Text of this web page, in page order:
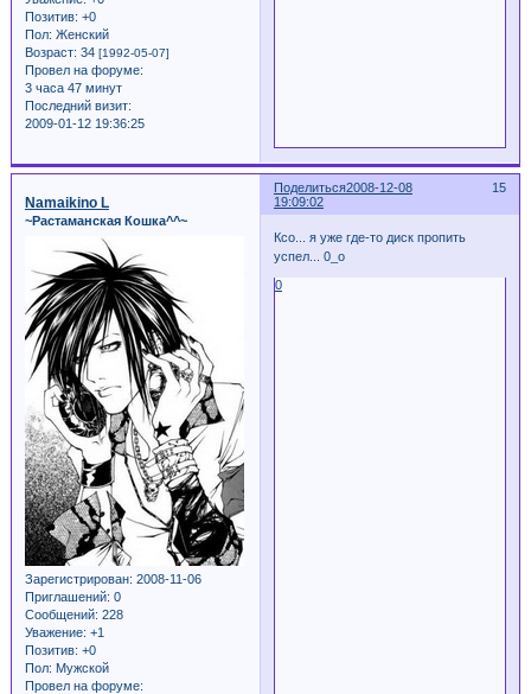
Позитив: +0
Пол: Женский
Возраст: 34 [1992-05-07]
Провел на форуме:
3 часа 47 минут
Последний визит:
2009-01-12 19:36:25
Поделиться 15
2008-12-08
19:09:02
Namaikino L
~Растаманская Кошка^^~
Зарегистрирован: 2008-11-06
Приглашений: 0
Сообщений: 228
Уважение: +1
Позитив: +0
Пол: Мужской
Провел на форуме:
Ксо... я уже где-то диск пропить
успел... 0_о
0